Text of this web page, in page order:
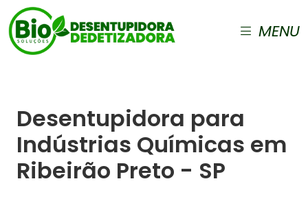
MENU
Desentupidora para
Indústrias Químicas em
Ribeirão Preto - SP